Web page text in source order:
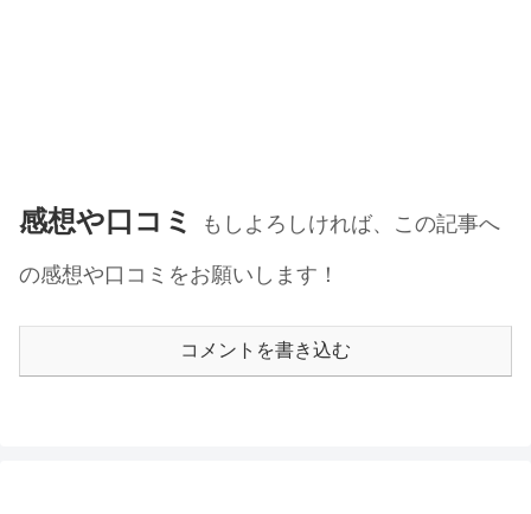
感想や口コミ
もしよろしければ、この記事へ
の感想や口コミをお願いします！
コメントを書き込む